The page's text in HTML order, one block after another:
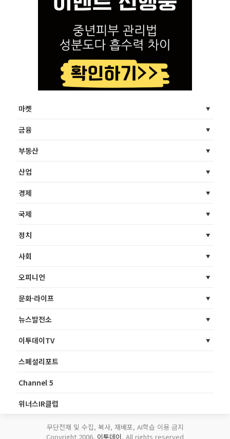
마켓
금융
부동산
산업
경제
국제
정치
사회
오피니언
문화·라이프
뉴스발전소
이투데이TV
스페셜리포트
Channel 5
위너스IR클럽
무단전재 및 수집, 복사, 재배포, AI학습 이용 금지
Copyright 2006. 이투데이. All rights reserved